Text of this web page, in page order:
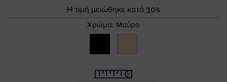
Τιμή
Η τιμή μειώθηκε κατά 30%
Χρώμα: Μαύρο